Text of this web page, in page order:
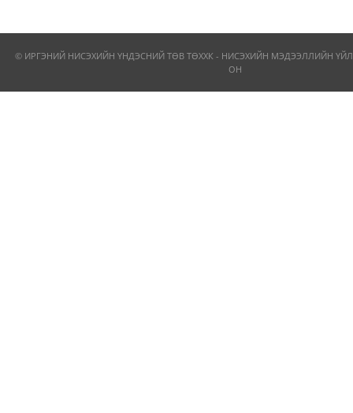
© ИРГЭНИЙ НИСЭХИЙН ҮНДЭСНИЙ ТӨВ ТӨХХК - НИСЭХИЙН МЭДЭЭЛЛИЙН
ОН